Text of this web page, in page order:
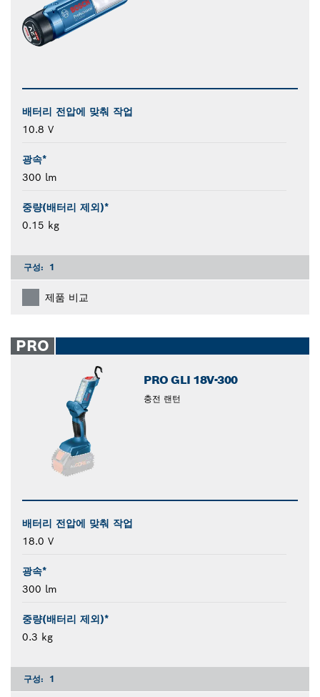
배터리 전압에 맞춰 작업
10.8 V
광속*
300 lm
중량(배터리 제외)*
0.15 kg
구성: 1
제품 비교
PRO
PRO GLI 18V-300
충전 랜턴
배터리 전압에 맞춰 작업
18.0 V
광속*
300 lm
중량(배터리 제외)*
0.3 kg
구성: 1